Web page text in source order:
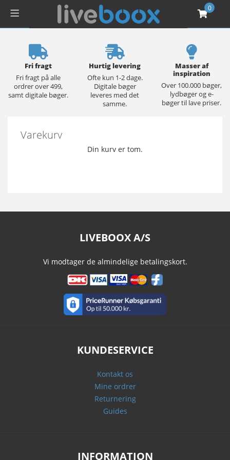
0
Fri fragt
Fri fragt på alle
ordrer over 499,
samt digitale bøger.
Hurtig levering
Ofte kun 1-2 dage.
Digitale bøger
leveres med det
samme.
Masser af
inspiration
Over 100.000 bøger,
lydbøger og e-
bøger til lave priser.
Varekurv
Din kurv er tom.
LIVEBOOX A/S
Vi modtager de almindelige betalingskort.
KUNDESERVICE
Kontakt os
Mine ordrer
Returnering
Guides
INFORMATION